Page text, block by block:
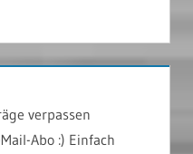
verpassen
Abo :) Einfach